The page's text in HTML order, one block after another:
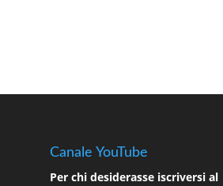
Canale YouTube
Per chi desiderasse iscriversi al